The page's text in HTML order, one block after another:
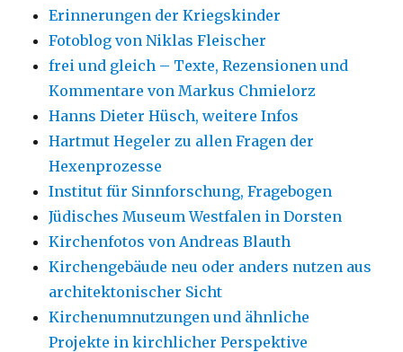
Erinnerungen der Kriegskinder
Fotoblog von Niklas Fleischer
frei und gleich – Texte, Rezensionen und
Kommentare von Markus Chmielorz
Hanns Dieter Hüsch, weitere Infos
Hartmut Hegeler zu allen Fragen der
Hexenprozesse
Institut für Sinnforschung, Fragebogen
Jüdisches Museum Westfalen in Dorsten
Kirchenfotos von Andreas Blauth
Kirchengebäude neu oder anders nutzen aus
architektonischer Sicht
Kirchenumnutzungen und ähnliche
Projekte in kirchlicher Perspektive